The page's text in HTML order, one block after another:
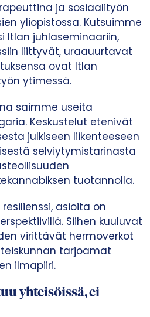
ja sosiaalityön
yliopistossa. Kutsuimme
Itlan juhlaseminaariin,
liittyvät, uraauurtavat
ovat Itlan
ytimessä.
saimme useita
Keskustelut etenivät
julkiseen liikenteeseen
selviytymistarinasta
tuotannolla.
asioita on
Siihen kuuluvat
virittävät hermoverkot
tarjoamat
ilmapiiri.
yhteisöissä, ei